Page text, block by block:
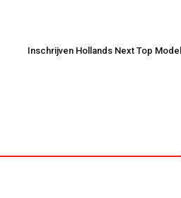
Inschrijven Hollands Next Top Model